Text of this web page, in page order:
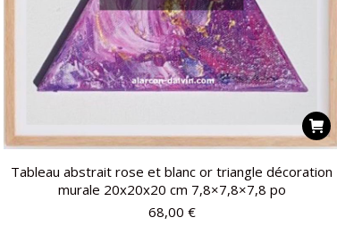
Tableau abstrait rose et blanc or triangle décoration
murale 20x20x20 cm 7,8×7,8×7,8 po
68,00 €